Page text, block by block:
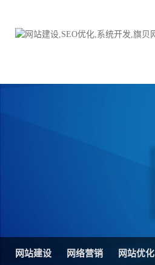
网站SEO优化
微信平台建设
网站建设 网络营销 网站优化